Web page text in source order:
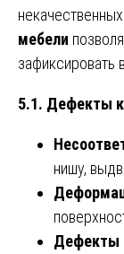
мебели
зафиксировать
5.1. Дефекты
нишу,
Дефекты